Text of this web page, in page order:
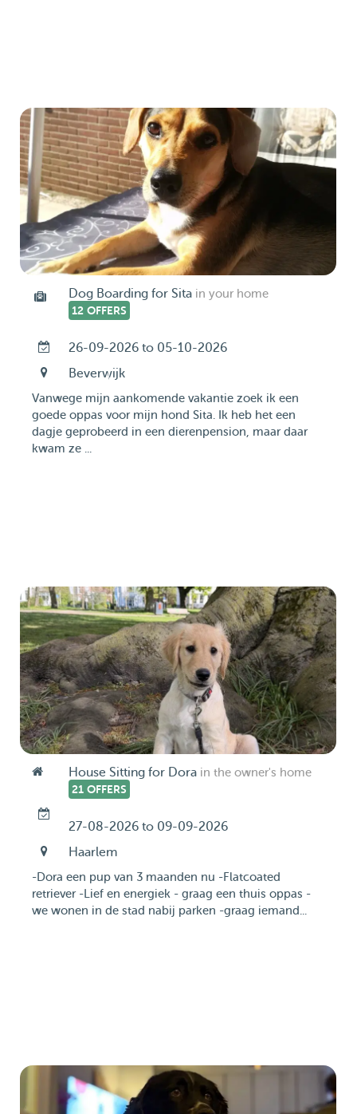
Dog Boarding for Sita in your home
12 OFFERS
26-09-2026 to 05-10-2026
Beverwijk
Vanwege mijn aankomende vakantie zoek ik een
goede oppas voor mijn hond Sita. Ik heb het een
dagje geprobeerd in een dierenpension, maar daar
kwam ze ...
House Sitting for Dora in the owner's home
21 OFFERS
27-08-2026 to 09-09-2026
Haarlem
-Dora een pup van 3 maanden nu -Flatcoated
retriever -Lief en energiek - graag een thuis oppas -
we wonen in de stad nabij parken -graag iemand...